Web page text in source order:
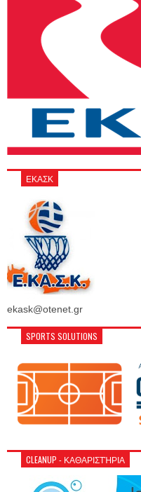
ΕΚΑΣΚ
ekask@otenet.gr
SPORTS SOLUTIONS
CLEANUP - ΚΑΘΑΡΙΣΤΉΡΙΑ